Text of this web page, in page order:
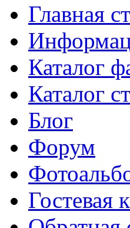
Главная
Каталог
Каталог
Блог
Форум
Гостевая